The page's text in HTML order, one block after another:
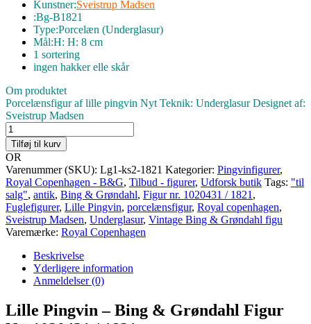
var:
650,00 kr..
er:
Kunstner:Sveistrup Madsen
:Bg-B1821
Type:Porcelæn (Underglasur)
Mål:H: H: 8 cm
1 sortering
ingen hakker elle skår
Om produktet
Porcelænsfigur af lille pingvin Nyt Teknik: Underglasur Designet af:
Sveistrup Madsen
pingvin,
Bing
&
Grøndahl
figur
nr.
1020431
/
1821
antal
Tilføj til kurv
OR
Varenummer (SKU): Lg1-ks2-1821 Kategorier: Pingvinfigurer,
Royal Copenhagen - B&G, Tilbud - figurer, Udforsk butik Tags: "til
salg", antik, Bing & Grøndahl, Figur nr. 1020431 / 1821 ,
Fuglefigurer, Lille Pingvin, porcelænsfigur, Royal copenhagen,
Sveistrup Madsen, Underglasur, Vintage Bing & Grøndahl figu
Varemærke: Royal Copenhagen
Beskrivelse
Yderligere information
Anmeldelser (0)
Lille Pingvin – Bing & Grøndahl Figur